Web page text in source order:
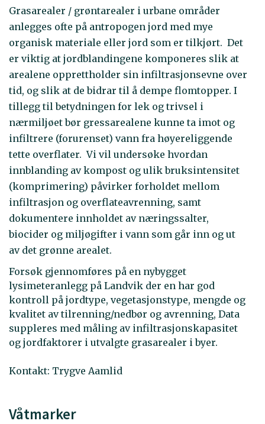
Grasarealer / grøntarealer i urbane områder
anlegges ofte på antropogen jord med mye
organisk materiale eller jord som er tilkjørt. Det
er viktig at jordblandingene komponeres slik at
arealene opprettholder sin infiltrasjonsevne over
tid, og slik at de bidrar til å dempe flomtopper. I
tillegg til betydningen for lek og trivsel i
nærmiljøet bør gressarealene kunne ta imot og
infiltrere (forurenset) vann fra høyereliggende
tette overflater. Vi vil undersøke hvordan
innblanding av kompost og ulik bruksintensitet
(komprimering) påvirker forholdet mellom
infiltrasjon og overflateavrenning, samt
dokumentere innholdet av næringssalter,
biocider og miljøgifter i vann som går inn og ut
av det grønne arealet.
Forsøk gjennomføres på en nybygget
lysimeteranlegg på Landvik der en har god
kontroll på jordtype, vegetasjonstype, mengde og
kvalitet av tilrenning/nedbør og avrenning, Data
suppleres med måling av infiltrasjonskapasitet
og jordfaktorer i utvalgte grasarealer i byer.
Kontakt: Trygve Aamlid
Våtmarker